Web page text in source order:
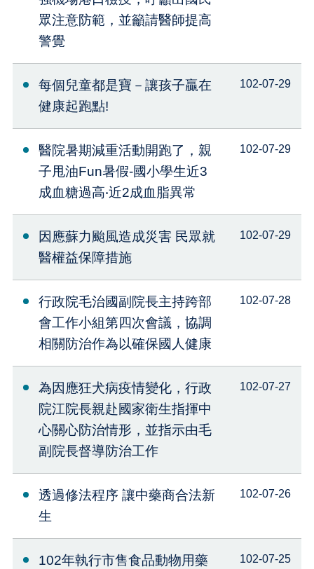
眾注意防範，並籲請醫師提高
警覺
每個兒童都是寶－讓孩子贏在
健康起跑點!
102-07-29
醫院暑期減重活動開跑了，親
子甩油Fun暑假-國小學生近3
成血糖過高‧近2成血脂異常
102-07-29
因應蘇力颱風造成災害 民眾就
醫權益保障措施
102-07-29
行政院毛治國副院長主持跨部
會工作小組第四次會議，協調
相關防治作為以確保國人健康
102-07-28
為因應狂犬病疫情變化，行政
院江院長親赴國家衛生指揮中
心關心防治情形，並指示由毛
副院長督導防治工作
102-07-27
透過修法程序 讓中藥商合法新
生
102-07-26
102年執行市售食品動物用藥
102-07-25